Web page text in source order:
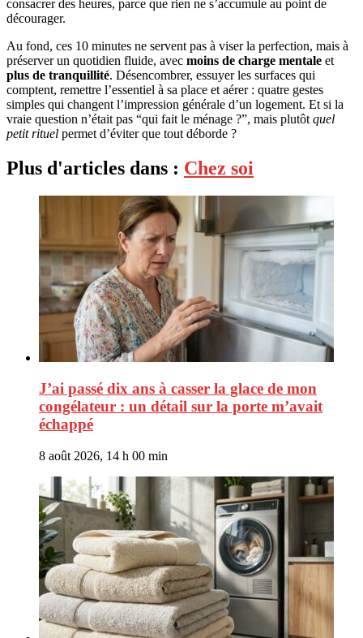
consacrer des heures, parce que rien ne s’accumule au point de
décourager.
Au fond, ces 10 minutes ne servent pas à viser la perfection, mais à
préserver un quotidien fluide, avec moins de charge mentale et
plus de tranquillité. Désencombrer, essuyer les surfaces qui
comptent, remettre l’essentiel à sa place et aérer : quatre gestes
simples qui changent l’impression générale d’un logement. Et si la
vraie question n’était pas “qui fait le ménage ?”, mais plutôt quel
petit rituel permet d’éviter que tout déborde ?
Plus d'articles dans : Chez soi
J’ai passé dix ans à casser la glace de mon
congélateur : un détail sur la porte m’avait
échappé
8 août 2026, 14 h 00 min